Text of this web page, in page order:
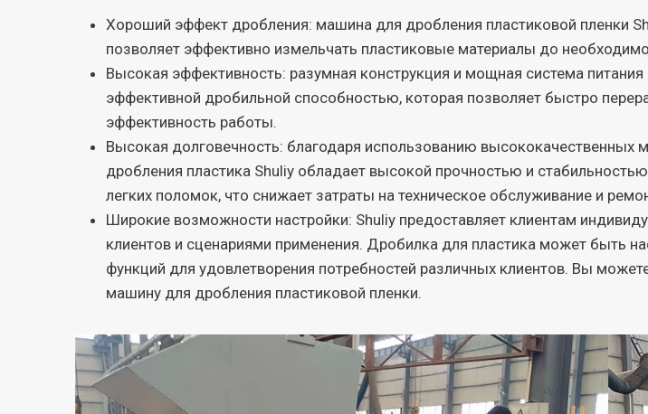
Хороший эффект дробления: машина для дробления пластиковой пленки
позволяет эффективно измельчать пластиковые материалы до
Высокая эффективность: разумная конструкция и мощная система
эффективной дробильной способностью, которая позволяет быстро
эффективность работы.
Высокая долговечность: благодаря использованию
дробления пластика Shuliy обладает высокой прочностью и
легких поломок, что снижает затраты на техническое обслуживание и
Широкие возможности настройки: Shuliy предоставляет клиентам
клиентов и сценариями применения. Дробилка для пластика может быть
функций для удовлетворения потребностей различных клиентов. Вы
машину для дробления пластиковой пленки.